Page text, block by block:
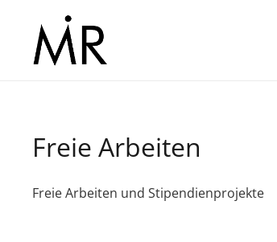
Freie Arbeiten
Freie Arbeiten und Stipendienprojekte